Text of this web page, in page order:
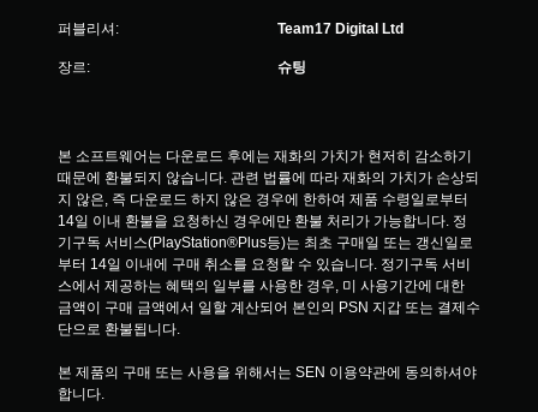
퍼블리셔: Team17 Digital Ltd
장르: 슈팅
본 소프트웨어는 다운로드 후에는 재화의 가치가 현저히 감소하기
때문에 환불되지 않습니다. 관련 법률에 따라 재화의 가치가 손상되
지 않은, 즉 다운로드 하지 않은 경우에 한하여 제품 수령일로부터
14일 이내 환불을 요청하신 경우에만 환불 처리가 가능합니다. 정
기구독 서비스(PlayStation®Plus등)는 최초 구매일 또는 갱신일로
부터 14일 이내에 구매 취소를 요청할 수 있습니다. 정기구독 서비
스에서 제공하는 혜택의 일부를 사용한 경우, 미 사용기간에 대한
금액이 구매 금액에서 일할 계산되어 본인의 PSN 지갑 또는 결제수
단으로 환불됩니다.
본 제품의 구매 또는 사용을 위해서는 SEN 이용약관에 동의하셔야
합니다.